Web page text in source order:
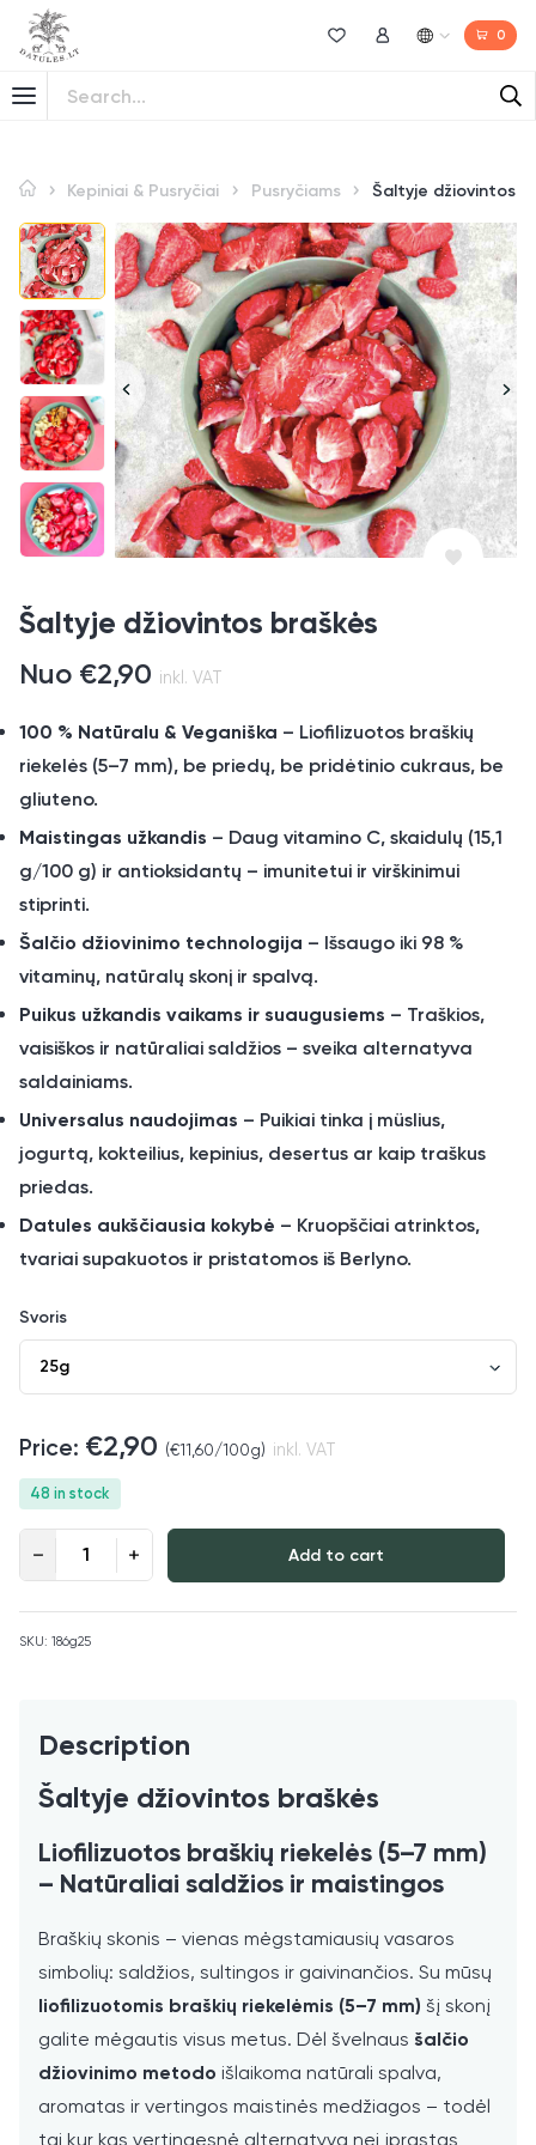
Norų sąrašas
Mano paskyra 0
Kepiniai & Pusryčiai Pusryčiams Šaltyje džiovintos
Šaltyje džiovintos braškės
Nuo €2,90 inkl. VAT
100 % Natūralu & Veganiška – Liofilizuotos braškių
riekelės (5–7 mm), be priedų, be pridėtinio cukraus, be
gliuteno.
Maistingas užkandis – Daug vitamino C, skaidulų (15,1
g/100 g) ir antioksidantų – imunitetui ir virškinimui
stiprinti.
Šalčio džiovinimo technologija – Išsaugo iki 98 %
vitaminų, natūralų skonį ir spalvą.
Puikus užkandis vaikams ir suaugusiems – Traškios,
vaisiškos ir natūraliai saldžios – sveika alternatyva
saldainiams.
Universalus naudojimas – Puikiai tinka į müslius,
jogurtą, kokteilius, kepinius, desertus ar kaip traškus
priedas.
Datules aukščiausia kokybė – Kruopščiai atrinktos,
tvariai supakuotos ir pristatomos iš Berlyno.
Svoris
€2,90 (€11,60/100g) inkl. VAT
48 in stock
Šaltyje džiovintos braškės quantity
Add to cart
SKU: 186g25
Description
Šaltyje džiovintos braškės
Liofilizuotos braškių riekelės (5–7 mm)
– Natūraliai saldžios ir maistingos
Braškių skonis – vienas mėgstamiausių vasaros
simbolių: saldžios, sultingos ir gaivinančios. Su mūsų
liofilizuotomis braškių riekelėmis (5–7 mm) šį skonį
galite mėgautis visus metus. Dėl švelnaus šalčio
džiovinimo metodo išlaikoma natūrali spalva,
aromatas ir vertingos maistinės medžiagos – todėl
tai kur kas vertingesnė alternatyva nei įprastas